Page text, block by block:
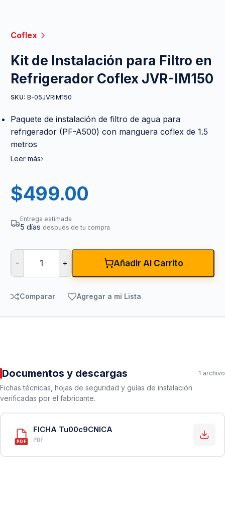
Coflex
Kit de Instalación para Filtro en
Refrigerador Coflex JVR-IM150
SKU: B-05JVRIM150
Paquete de instalación de filtro de agua para
refrigerador (PF-A500) con manguera coflex de 1.5
metros
Leer más
$499.00
Entrega estimada
5 días después de tu compra
- + Añadir Al Carrito
Comparar Agregar a mi Lista
Documentos y descargas 1 archivo
Fichas técnicas, hojas de seguridad y guías de instalación
verificadas por el fabricante.
PDF
FICHA Tu00c9CNICA
PDF